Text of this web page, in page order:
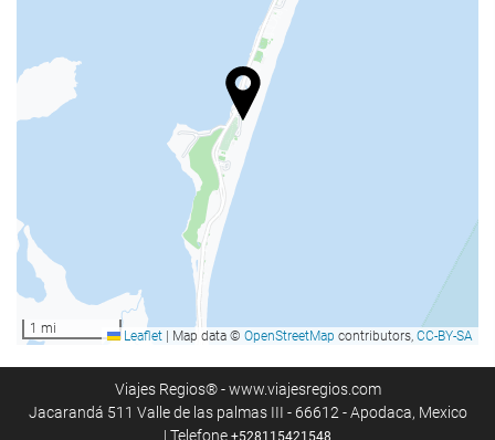
Bem-estar
Tobogã
Cadeiras/espreguiçadeiras de praia
Spa
Vestiários do ginásio/spa
Massagem
Alimentação e bebidas
1 mi Leaflet Map data © OpenStreetMap contributors, CC-BY-SA
Viajes Regios® - www.viajesregios.com
Jacarandá 511 Valle de las palmas III - 66612 - Apodaca, Mexico
| Telefone